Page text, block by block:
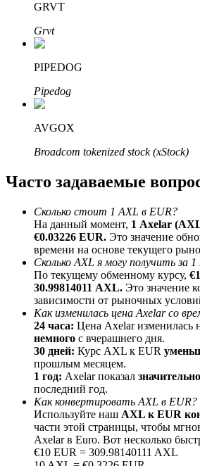
Реферал
Пригласите друга, чтобы
вознаграждения
BTC Welcome Rewards
GRVT
Grvt
PIPEDOG
Pipedog
AVGOX
Broadcom tokenized stock (xStock)
Часто задаваемые
Сколько стоит 1 AXL в EUR?
На данный момент, 1 Axelar
€0.03226 EUR. Это значение
времени на основе текущего
Сколько AXL я могу получить за
По текущему обменному курсу,
30.99814011 AXL. Это значение
зависимости от рыночных
Как изменилась цена Axelar со
24 часа: Цена Axelar изменилась
немного с вчерашнего дня.
30 дней: Курс AXL к EUR
прошлым месяцем.
1 год: Axelar показал
последний год.
Как конвертировать AXL в EUR?
Используйте наш AXL к EUR
части этой страницы, чтобы
Axelar в Euro. Вот несколько
€10 EUR = 309.98140111 AXL